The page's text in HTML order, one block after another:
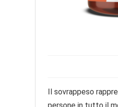
Il sovrappeso